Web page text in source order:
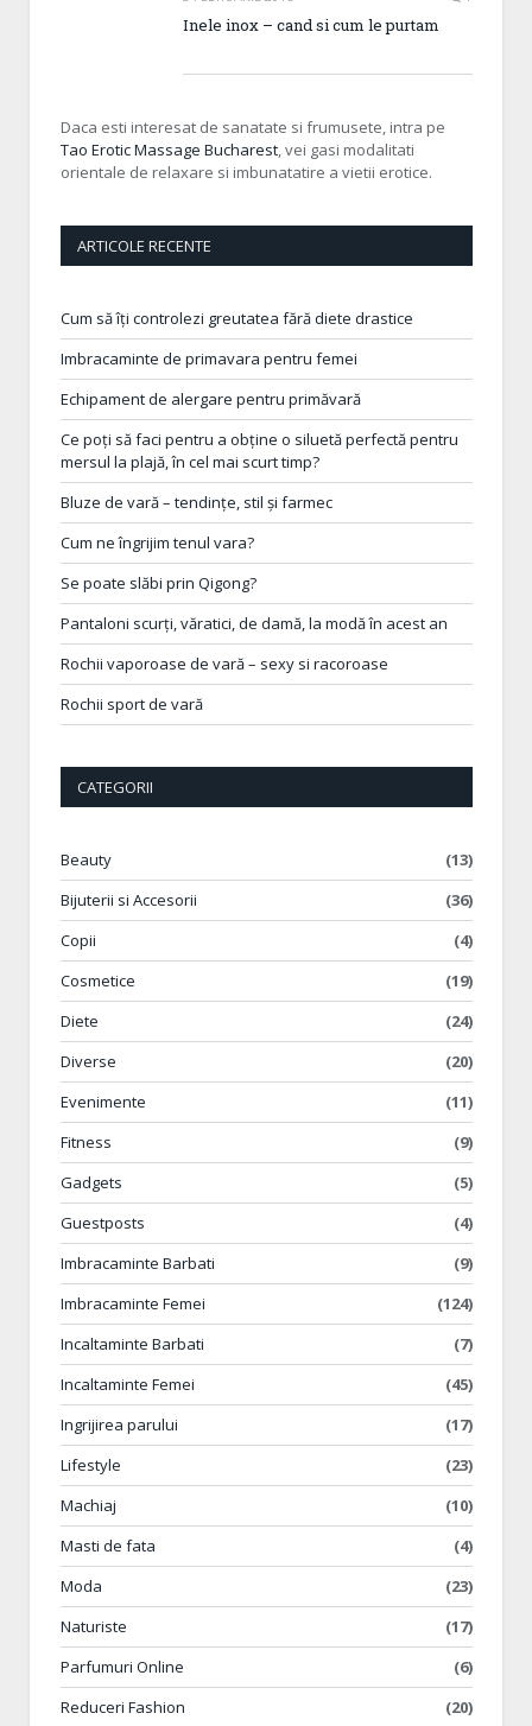
Inele inox – cand si cum le purtam
Daca esti interesat de sanatate si frumusete, intra pe
Tao Erotic Massage Bucharest, vei gasi modalitati
orientale de relaxare si imbunatatire a vietii erotice.
ARTICOLE RECENTE
Cum să îți controlezi greutatea fără diete drastice
Imbracaminte de primavara pentru femei
Echipament de alergare pentru primăvară
Ce poți să faci pentru a obține o siluetă perfectă pentru
mersul la plajă, în cel mai scurt timp?
Bluze de vară – tendințe, stil și farmec
Cum ne îngrijim tenul vara?
Se poate slăbi prin Qigong?
Pantaloni scurți, văratici, de damă, la modă în acest an
Rochii vaporoase de vară – sexy si racoroase
Rochii sport de vară
CATEGORII
Beauty
(13)
Bijuterii si Accesorii
(36)
Copii
(4)
Cosmetice
(19)
Diete
(24)
Diverse
(20)
Evenimente
(11)
Fitness
(9)
Gadgets
(5)
Guestposts
(4)
Imbracaminte Barbati
(9)
Imbracaminte Femei
(124)
Incaltaminte Barbati
(7)
Incaltaminte Femei
(45)
Ingrijirea parului
(17)
Lifestyle
(23)
Machiaj
(10)
Masti de fata
(4)
Moda
(23)
Naturiste
(17)
Parfumuri Online
(6)
Reduceri Fashion
(20)